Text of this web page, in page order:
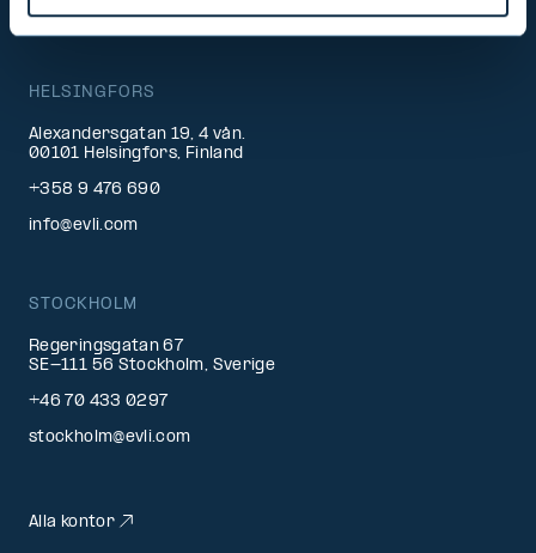
HELSINGFORS
Alexandersgatan 19, 4 vån.
00101 Helsingfors, Finland
+358 9 476 690
info@evli.com
STOCKHOLM
Regeringsgatan 67
SE-111 56 Stockholm, Sverige
+46 70 433 0297
stockholm@evli.com
Alla kontor